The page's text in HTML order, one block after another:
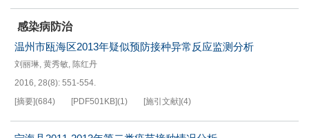
感染病防治
温州市瓯海区2013年疑似预防接种异常反应监测分析
刘丽琳, 黄秀敏, 陈红丹
2016, 28(8): 551-554.
[摘要](684) [PDF501KB](1) [施引文献](4)